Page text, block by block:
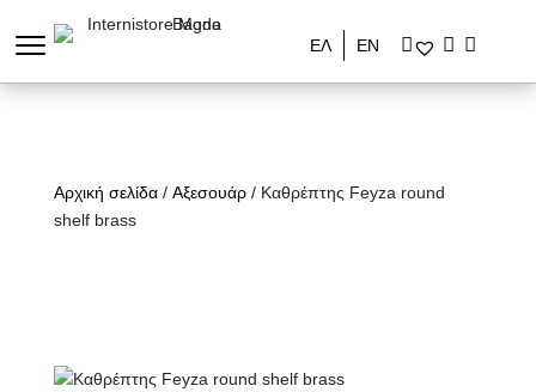
ΕΛ ΕΝ
Αρχική σελίδα/ Αξεσουάρ/ Καθρέπτης Feyza round
shelf brass